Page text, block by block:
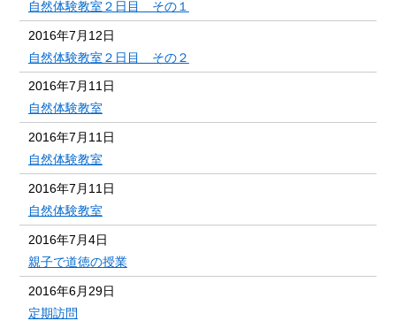
自然体験教室２日目 その１
2016年7月12日
自然体験教室２日目 その２
2016年7月11日
自然体験教室
2016年7月11日
自然体験教室
2016年7月11日
自然体験教室
2016年7月4日
親子で道徳の授業
2016年6月29日
定期訪問